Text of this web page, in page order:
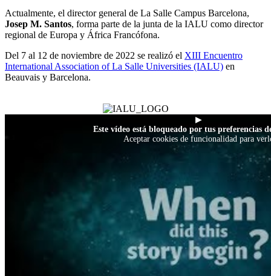
Actualmente, el director general de La Salle Campus Barcelona,
Josep M. Santos, forma parte de la junta de la IALU como director
regional de Europa y África Francófona.
Del 7 al 12 de noviembre de 2022 se realizó el XIII Encuentro
International Association of La Salle Universities (IALU) en
Beauvais y Barcelona.
▶
Este vídeo está bloqueado por tus preferencias
Aceptar cookies de funcionalidad para